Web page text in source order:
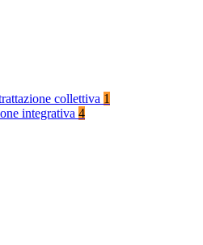
collettiva 1
integrativa 4